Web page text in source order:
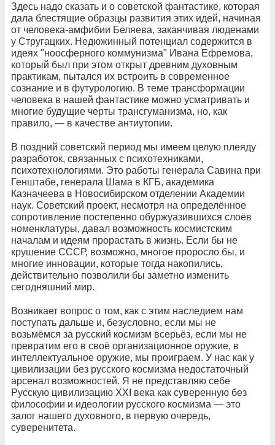
Здесь надо сказать и о советской фантастике, которая
дала блестящие образцы развития этих идей, начиная
от человека-амфибии Беляева, заканчивая люденами
у Стругацких. Недюжинный потенциал содержится в
идеях "ноосферного коммунизма" Ивана Ефремова,
который был при этом открыт древним духовным
практикам, пытался их встроить в современное
сознание и в футурологию. В теме трансформации
человека в нашей фантастике можно усматривать и
многие будущие черты трансгуманизма, но, как
правило, — в качестве антиутопии.
В поздний советский период мы имеем целую плеяду
разработок, связанных с психотехниками,
психотехнологиями. Это работы генерала Савина при
Генштабе, генерала Шама в КГБ, академика
Казначеева в Новосибирском отделении Академии
наук. Советский проект, несмотря на определённое
сопротивление постепенно обуржуазившихся слоёв
номенклатуры, давал возможность космистским
началам и идеям прорастать в жизнь. Если бы не
крушение СССР, возможно, многое проросло бы, и
многие инновации, которые тогда накопились,
действительно позволили бы заметно изменить
сегодняшний мир.
Возникает вопрос о том, как с этим наследием нам
поступать дальше и, безусловно, если мы не
возьмёмся за русский космизм всерьёз, если мы не
превратим его в своё организационное оружие, в
интеллектуальное оружие, мы проиграем. У нас как у
цивилизации без русского космизма недостаточный
арсенал возможностей. Я не представляю себе
Русскую цивилизацию XXI века как суверенную без
философии и идеологии русского космизма — это
залог нашего духовного, в первую очередь,
суверенитета.